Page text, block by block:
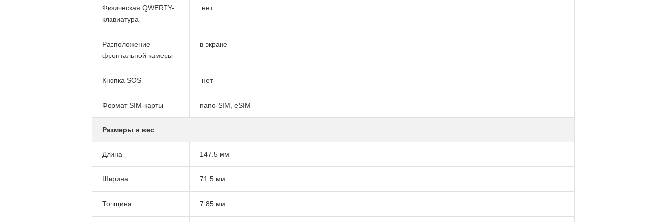
Физическая QWERTY-
клавиатура
нет
Расположение
фронтальной камеры
в экране
Кнопка SOS нет
Формат SIM-карты nano-SIM, eSIM
Размеры и вес
Длина 147.5 мм
Ширина 71.5 мм
Толщина 7.85 мм